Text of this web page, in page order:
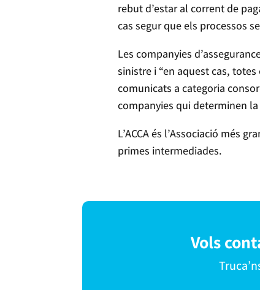
rebut d’estar al corrent de
cas segur que els processos
Les companyies
sinistre i “en aquest cas,
comunicats a categoria
companyies qui determinen
L’ACCA és l’Associació més
primes intermediades.
Vols